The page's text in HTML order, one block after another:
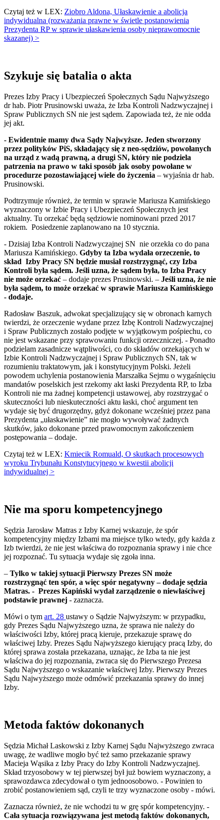
Czytaj też w LEX: Ziobro Aldona, Ułaskawienie a abolicja
indywidualna (rozważania prawne w świetle postanowienia
Prezydenta RP w sprawie ułaskawienia osoby nieprawomocnie
skazanej) >
Szykuje się batalia o akta
Prezes Izby Pracy i Ubezpieczeń Społecznych Sądu Najwyższego
dr hab. Piotr Prusinowski uważa, że Izba Kontroli Nadzwyczajnej i
Spraw Publicznych SN nie jest sądem. Zapowiada też, że nie odda
jej akt.
- Ewidentnie mamy dwa Sądy Najwyższe. Jeden stworzony
przez polityków PiS, składający się z neo-sędziów, powołanych
na urząd z wadą prawną, a drugi SN, który nie podziela
patrzenia na prawo w taki sposób jak osoby powołane w
procedurze pozostawiającej wiele do życzenia – wyjaśnia dr hab.
Prusinowski.
Podtrzymuje również, że termin w sprawie Mariusza Kamińskiego
wyznaczony w Izbie Pracy i Ubezpieczeń Społecznych jest
aktualny. Tu orzekać będą sędziowie nominowani przed 2017
rokiem. Posiedzenie zaplanowano na 10 stycznia.
- Dzisiaj Izba Kontroli Nadzwyczajnej SN nie orzekła co do pana
Mariusza Kamińskiego. Gdyby ta Izba wydała orzeczenie, to
skład Izby Pracy SN będzie musiał rozstrzygnąć, czy Izba
Kontroli była sądem. Jeśli uzna, że sądem była, to Izba Pracy
nie może orzekać – dodaje prezes Prusinowski. – Jeśli uzna, że nie
była sądem, to może orzekać w sprawie Mariusza Kamińskiego
- dodaje.
Radosław Baszuk, adwokat specjalizujący się w obronach karnych
twierdzi, że orzeczenie wydane przez Izbę Kontroli Nadzwyczajnej
i Spraw Publicznych zostało podjęte w wyjątkowym pośpiechu, co
nie jest wskazane przy sprawowaniu funkcji orzeczniczej. - Ponadto
podzielam zasadnicze wątpliwości, co do składów orzekających w
Izbie Kontroli Nadzwyczajnej i Spraw Publicznych SN, tak w
rozumieniu traktatowym, jak i konstytucyjnym Polski. Jeżeli
powodem uchylenia postanowienia Marszałka Sejmu o wygaśnięciu
mandatów poselskich jest rzekomy akt łaski Prezydenta RP, to Izba
Kontroli nie ma żadnej kompetencji ustawowej, aby rozstrzygać o
skuteczności lub nieskuteczności aktu łaski, choć argument ten
wydaje się być drugorzędny, gdyż dokonane wcześniej przez pana
Prezydenta „ułaskawienie” nie mogło wywoływać żadnych
skutków, jako dokonane przed prawomocnym zakończeniem
postępowania – dodaje.
Czytaj też w LEX: Kmiecik Romuald, O skutkach procesowych
wyroku Trybunału Konstytucyjnego w kwestii abolicji
indywidualnej >
Nie ma sporu kompetencyjnego
Sędzia Jarosław Matras z Izby Karnej wskazuje, że spór
kompetencyjny między Izbami ma miejsce tylko wtedy, gdy każda z
Izb twierdzi, że nie jest właściwa do rozpoznania sprawy i nie chce
jej rozpoznać. Tu sytuacja wydaje się zgoła inna.
– Tylko w takiej sytuacji Pierwszy Prezes SN może
rozstrzygnąć ten spór, a więc spór negatywny – dodaje sędzia
Matras. - Prezes Kapiński wydał zarządzenie o niewłaściwej
podstawie prawnej - zaznacza.
Mówi o tym art. 28 ustawy o Sądzie Najwyższym: w przypadku,
gdy Prezes Sądu Najwyższego uzna, że sprawa nie należy do
właściwości Izby, której pracą kieruje, przekazuje sprawę do
właściwej Izby. Prezes Sądu Najwyższego kierujący pracą Izby, do
której sprawa została przekazana, uznając, że Izba ta nie jest
właściwa do jej rozpoznania, zwraca się do Pierwszego Prezesa
Sądu Najwyższego o wskazanie właściwej Izby. Pierwszy Prezes
Sądu Najwyższego może odmówić przekazania sprawy do innej
Izby.
Metoda faktów dokonanych
Sędzia Michał Laskowski z Izby Karnej Sądu Najwyższego zwraca
uwagę, że wadliwe mogło być też samo przekazanie sprawy
Macieja Wąsika z Izby Pracy do Izby Kontroli Nadzwyczajnej.
Skład trzyosobowy w tej pierwszej był już bowiem wyznaczony, a
sprawozdawca zdecydował o tym jednoosobowo. - Powinien to
zrobić postanowieniem sąd, czyli te trzy wyznaczone osoby - mówi.
Zaznacza również, że nie wchodzi tu w grę spór kompetencyjny. -
Cała sytuacja rozwiązywana jest metodą faktów dokonanych,